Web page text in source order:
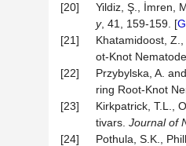
[20]
Yildiz, Ş., İmren,
y, 41, 159-159. [
[21]
Khatamidoost,
ot-Knot
[22]
Przybylska, A.
ring Root-Knot
[23]
Kirkpatrick, T.L.,
tivars. Journal of
[24]
Pothula, S.K.,